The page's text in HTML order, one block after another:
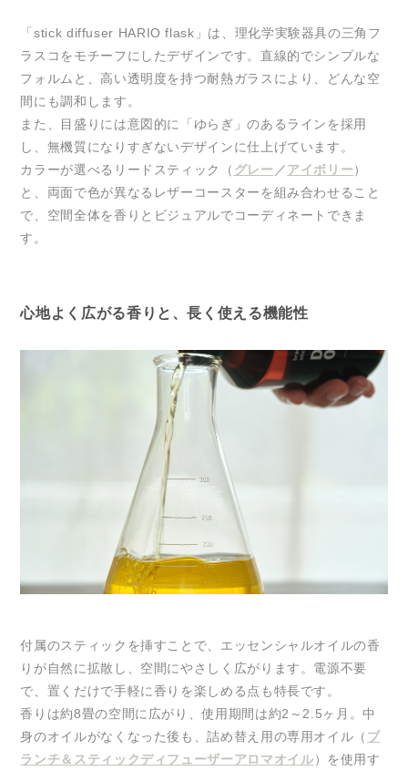
「stick diffuser HARIO flask」は、理化学実験器具の三角フ
ラスコをモチーフにしたデザインです。直線的でシンプルな
フォルムと、高い透明度を持つ耐熱ガラスにより、どんな空
間にも調和します。
また、目盛りには意図的に「ゆらぎ」のあるラインを採用
し、無機質になりすぎないデザインに仕上げています。
カラーが選べるリードスティック（ グレー ／アイボリー）
と、両面で色が異なるレザーコースターを組み合わせること
で、空間全体を香りとビジュアルでコーディネートできま
す。
心地よく広がる香りと、長く使える機能性
付属のスティックを挿すことで、エッセンシャルオイルの香
りが自然に拡散し、空間にやさしく広がります。電源不要
で、置くだけで手軽に香りを楽しめる点も特長です。
香りは約8畳の空間に広がり、使用期間は約2～2.5ヶ月。中
身のオイルがなくなった後も、詰め替え用の専用オイル（ ブ
ランチ＆スティックディフューザーアロマオイル）を使用す